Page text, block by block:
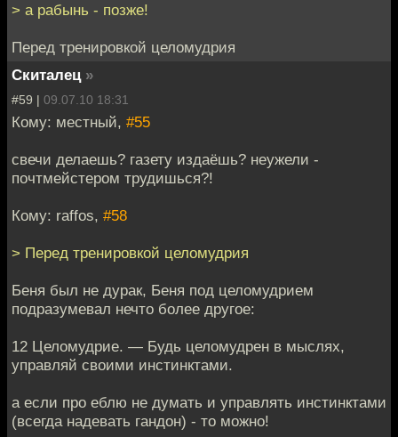
> а рабынь - позже!
Перед тренировкой целомудрия
Скиталец »
#59 | 09.07.10 18:31
Кому: местный, #55
свечи делаешь? газету издаёшь? неужели -
почтмейстером трудишься?!
Кому: raffos, #58
> Перед тренировкой целомудрия
Беня был не дурак, Беня под целомудрием
подразумевал нечто более другое:
12 Целомудрие. — Будь целомудрен в мыслях,
управляй своими инстинктами.
а если про еблю не думать и управлять инстинктами
(всегда надевать гандон) - то можно!